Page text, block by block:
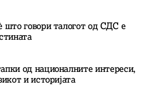
што говори талогот од СДС е
од националните интереси,
и историјата